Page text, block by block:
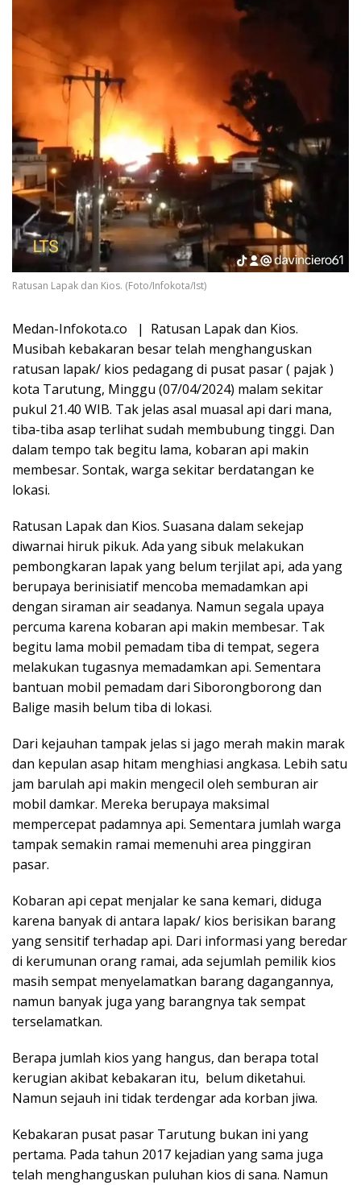
Ratusan Lapak dan Kios. (Foto/Infokota/Ist)
Medan-Infokota.co | Ratusan Lapak dan Kios.
Musibah kebakaran besar telah menghanguskan
ratusan lapak/ kios pedagang di pusat pasar ( pajak )
kota Tarutung, Minggu (07/04/2024) malam sekitar
pukul 21.40 WIB. Tak jelas asal muasal api dari mana,
tiba-tiba asap terlihat sudah membubung tinggi. Dan
dalam tempo tak begitu lama, kobaran api makin
membesar. Sontak, warga sekitar berdatangan ke
lokasi.
Ratusan Lapak dan Kios. Suasana dalam sekejap
diwarnai hiruk pikuk. Ada yang sibuk melakukan
pembongkaran lapak yang belum terjilat api, ada yang
berupaya berinisiatif mencoba memadamkan api
dengan siraman air seadanya. Namun segala upaya
percuma karena kobaran api makin membesar. Tak
begitu lama mobil pemadam tiba di tempat, segera
melakukan tugasnya memadamkan api. Sementara
bantuan mobil pemadam dari Siborongborong dan
Balige masih belum tiba di lokasi.
Dari kejauhan tampak jelas si jago merah makin marak
dan kepulan asap hitam menghiasi angkasa. Lebih satu
jam barulah api makin mengecil oleh semburan air
mobil damkar. Mereka berupaya maksimal
mempercepat padamnya api. Sementara jumlah warga
tampak semakin ramai memenuhi area pinggiran
pasar.
Kobaran api cepat menjalar ke sana kemari, diduga
karena banyak di antara lapak/ kios berisikan barang
yang sensitif terhadap api. Dari informasi yang beredar
di kerumunan orang ramai, ada sejumlah pemilik kios
masih sempat menyelamatkan barang dagangannya,
namun banyak juga yang barangnya tak sempat
terselamatkan.
Berapa jumlah kios yang hangus, dan berapa total
kerugian akibat kebakaran itu, belum diketahui.
Namun sejauh ini tidak terdengar ada korban jiwa.
Kebakaran pusat pasar Tarutung bukan ini yang
pertama. Pada tahun 2017 kejadian yang sama juga
telah menghanguskan puluhan kios di sana. Namun